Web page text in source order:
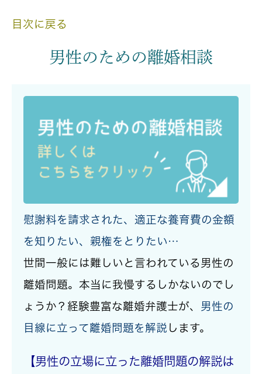
目次に戻る
男性のための離婚相談
慰謝料を請求された、適正な養育費の金額
を知りたい、親権をとりたい…
世間一般には難しいと言われている男性の
離婚問題。本当に我慢するしかないのでし
ょうか？ 経験豊富な離婚弁護士が、 男性の
目線に立って離婚問題を解説 します。
【男性の立場に立った離婚問題の解説は